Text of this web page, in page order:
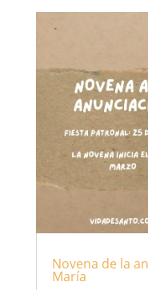
Novena de la
María